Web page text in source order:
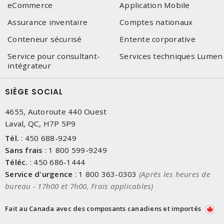
eCommerce
Application Mobile
Assurance inventaire
Comptes nationaux
Conteneur sécurisé
Entente corporative
Service pour consultant-
intégrateur
Services techniques Lumen
SIÈGE SOCIAL
4655, Autoroute 440 Ouest
Laval, QC, H7P 5P9
Tél. : 450 688-9249
Sans frais : 1 800 599-9249
Téléc. : 450 686-1444
Service d'urgence : 1 800 363-0303 (Après les heures de
bureau - 17h00 et 7h00, Frais applicables)
Fait au Canada avec des composants canadiens et importés